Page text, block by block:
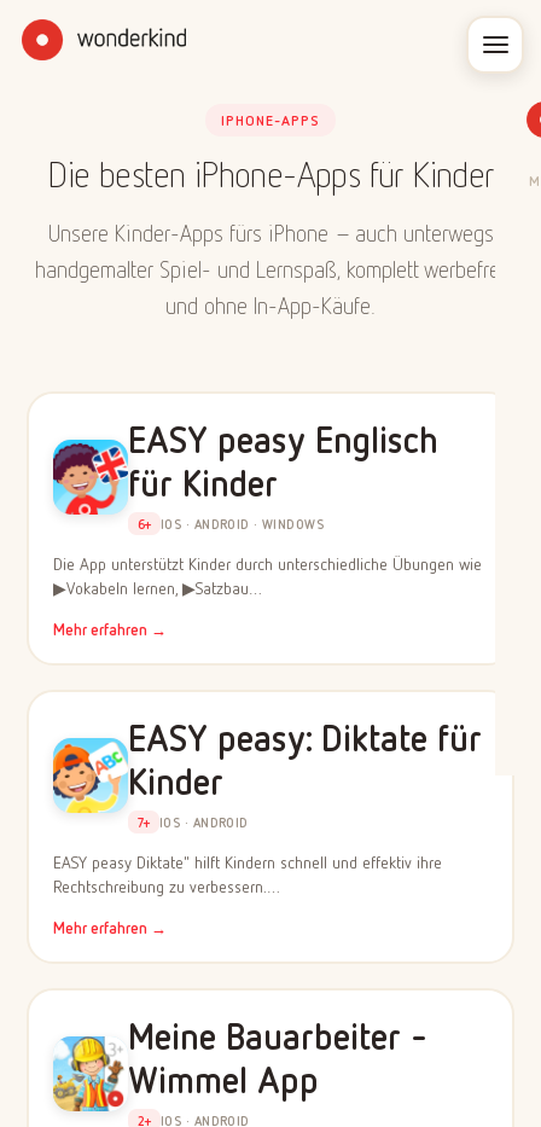
IPHONE-APPS
Die besten iPhone-Apps für Kinder
Unsere Kinder-Apps fürs iPhone – auch unterwegs
handgemalter Spiel- und Lernspaß, komplett werbefrei
und ohne In-App-Käufe.
EASY peasy Englisch
für Kinder
6+ IOS · ANDROID · WINDOWS
Die App unterstützt Kinder durch unterschiedliche Übungen wie
▶Vokabeln lernen, ▶Satzbau…
Mehr erfahren →
EASY peasy: Diktate für
Kinder
7+ IOS · ANDROID
EASY peasy Diktate" hilft Kindern schnell und effektiv ihre
Rechtschreibung zu verbessern.…
Mehr erfahren →
Meine Bauarbeiter -
Wimmel App
2+ IOS · ANDROID